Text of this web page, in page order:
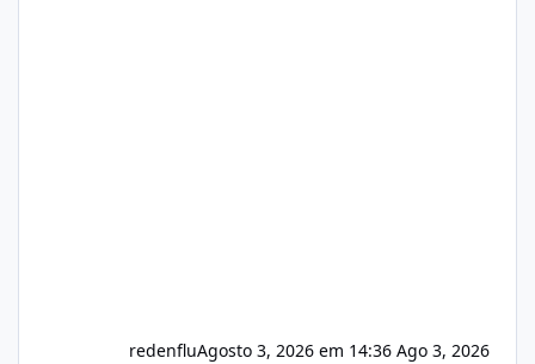
redenfluAgosto 3, 2026 em 14:36 Ago 3, 2026